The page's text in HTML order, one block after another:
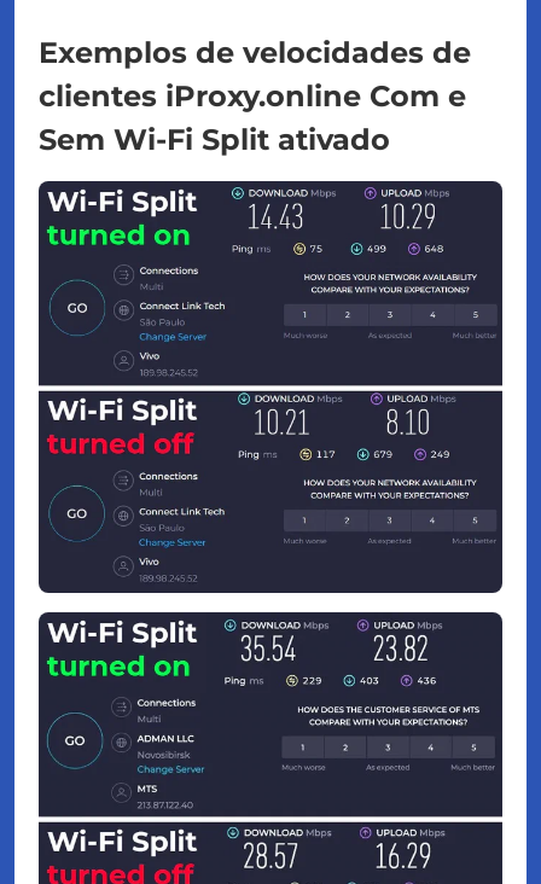
Exemplos de velocidades de
clientes iProxy.online Com e
Sem Wi-Fi Split ativado